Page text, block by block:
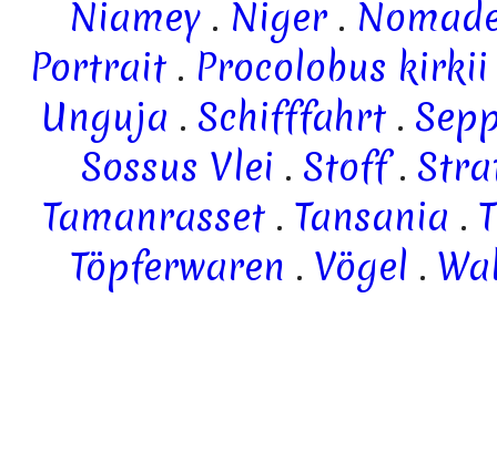
Niamey. Niger.
Portrait . Procolobus kirkii
Unguja . Schifffahrt .
Sossus Vlei . Stoff.
Tamanrasset . Tansania .
Töpferwaren . Vögel .